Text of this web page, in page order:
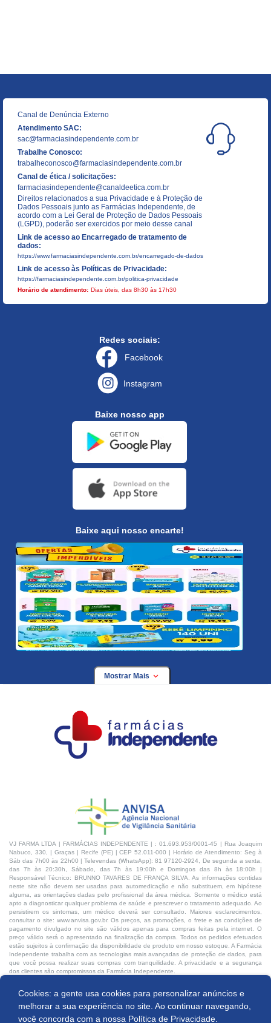
Produto indisponível
Cookies: a gente usa cookies para personalizar anúncios e
melhorar a sua experiência no site. Ao continuar navegando,
você concorda com a nossa Política de Privacidade.
Canal de Denúncia Externo
Atendimento SAC:
sac@farmaciasindependente.com.br
Trabalhe Conosco:
trabalheconosco@farmaciasindependente.com.br
Canal de ética / solicitações:
farmaciasindependente@canaldeetica.com.br
Direitos relacionados a sua Privacidade e à Proteção de
Dados Pessoais junto as Farmácias Independente, de
acordo com a Lei Geral de Proteção de Dados Pessoais
(LGPD), poderão ser exercidos por meio desse canal
Link de acesso ao Encarregado de tratamento de
dados:
https://www.farmaciasindependente.com.br/encarregado-de-dados
Link de acesso às Políticas de Privacidade:
https://farmaciasindependente.com.br/politica-privacidade
Horário de atendimento: Dias úteis, das 8h30 às 17h30
Redes sociais:
Facebook
Instagram
Baixe nosso app
Baixe aqui nosso encarte!
Mostrar Mais
VJ FARMA LTDA | FARMÁCIAS INDEPENDENTE | : 01.693.953/0001-45 | Rua Joaquim
Nabuco, 330, | Graças | Recife (PE) | CEP 52.011-000 | Horário de Atendimento: Seg à
Sáb das 7h00 às 22h00 | Televendas (WhatsApp): 81 97120-2924, De segunda a sexta,
das 7h às 20:30h, Sábado, das 7h às 19:00h e Domingos das 8h às 18:00h |
Responsável Técnico: BRUNNO TAVARES DE FRANÇA SILVA. As informações contidas
neste site não devem ser usadas para automedicação e não substituem, em hipótese
alguma, as orientações dadas pelo profissional da área médica. Somente o médico está
apto a diagnosticar qualquer problema de saúde e prescrever o tratamento adequado. Ao
persistirem os sintomas, um médico deverá ser consultado. Maiores esclarecimentos,
consultar o site: www.anvisa.gov.br. Os preços, as promoções, o frete e as condições de
pagamento divulgado no site são válidos apenas para compras feitas pela internet. O
preço válido será o apresentado na finalização da compra. Todos os pedidos efetuados
estão sujeitos à confirmação da disponibilidade de produto em nosso estoque. A Farmácia
Independente trabalha com as tecnologias mais avançadas de proteção de dados, para
que você possa realizar suas compras com tranquilidade. A privacidade e a segurança
dos clientes são compromissos da Farmácia Independente.
Desenvolvido por: